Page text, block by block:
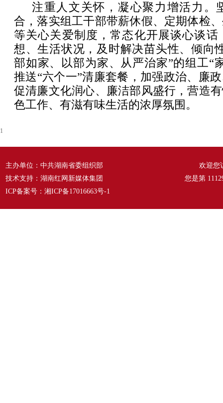
注重人文关怀，凝心聚力增活力。
合，落实组工干部带薪休假、定期体检
等关心关爱制度，常态化开展谈心谈话
想、生活状况，及时解决苗头性、倾向
部如家、以部为家、从严治家”的组工“
推送“六个一”清廉套餐，加强政治、廉
促清廉文化润心、廉洁部风盛行，营造
色工作、有滋有味生活的浓厚氛围。
1
主办单位：中共湖南省委组织部
技术支持：湖南红网新媒体集团
ICP备案号： 湘ICP备17016663号-1
欢迎您
您是第